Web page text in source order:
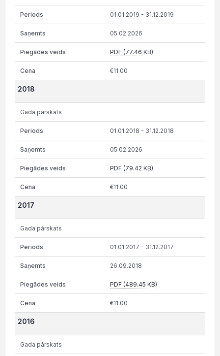
01.01.2019 - 31.12.2019
05.02.2026
PDF (77.46 KB)
€11.00
2018
Gada pārskats
01.01.2018 - 31.12.2018
05.02.2026
PDF (79.42 KB)
€11.00
2017
Gada pārskats
01.01.2017 - 31.12.2017
26.09.2018
PDF (489.45 KB)
€11.00
2016
Gada pārskats